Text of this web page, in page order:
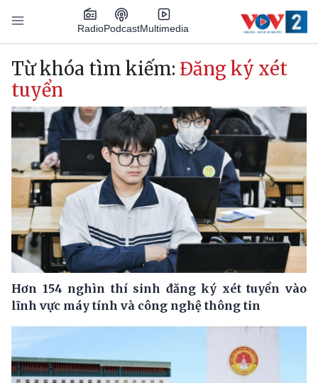
Nhảy đến nội dung
RadioPodcastMultimedia
Main navigation
Từ khóa tìm kiếm: Đăng ký xét
tuyển
Hơn 154 nghìn thí sinh đăng ký xét tuyển vào
lĩnh vực máy tính và công nghệ thông tin